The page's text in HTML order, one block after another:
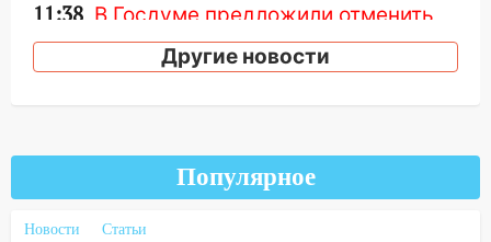
11:38 В Госдуме предложили отменить
ЕГЭ с 2027 года
11:25 В Ульяновске ИИ будет выявлять
Ульяновская шахматистка
Валерия Клейменова выиграла два
Другие новости
Популярное
Новости
Статьи